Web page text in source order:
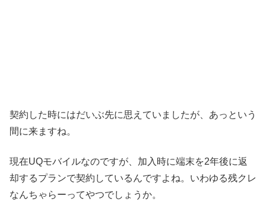
契約した時にはだいぶ先に思えていましたが、あっという
間に来ますね。
現在UQモバイルなのですが、加入時に端末を2年後に返
却するプランで契約しているんですよね。いわゆる残クレ
なんちゃらーってやつでしょうか。